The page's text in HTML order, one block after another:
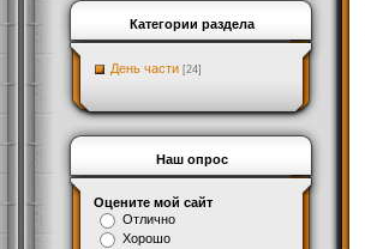
Категории раздела
День части [24]
Наш опрос
Оцените мой сайт
Отлично
Хорошо